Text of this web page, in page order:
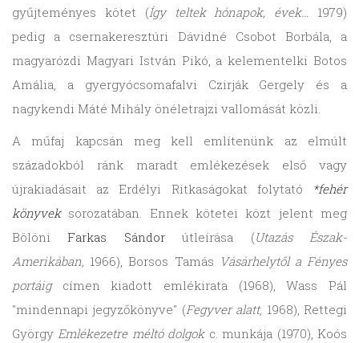
gyűjteményes kötet (Így teltek hónapok, évek… 1979)
pedig a csernakeresztúri Dávidné Csobot Borbála, a
magyarózdi Magyari István Pikó, a kelementelki Botos
Amália, a gyergyócsomafalvi Czirják Gergely és a
nagykendi Máté Mihály önéletrajzi vallomását közli.
A műfaj kapcsán meg kell említenünk az elmúlt
századokból ránk maradt emlékezések első vagy
újrakiadásait az Erdélyi Ritkaságokat folytató *fehér
könyveksorozatában. Ennek kötetei közt jelent meg
Bölöni Farkas Sándorútleírása (Utazás Észak-
Amerikában, 1966), Borsos Tamás Vásárhelytől a Fényes
portáigcímen kiadott emlékirata (1968), Wass Pál
"mindennapi jegyzőkönyve" (Fegyver alatt, 1968), Rettegi
GyörgyEmlékezetre méltó dolgokc. munkája (1970), Koós